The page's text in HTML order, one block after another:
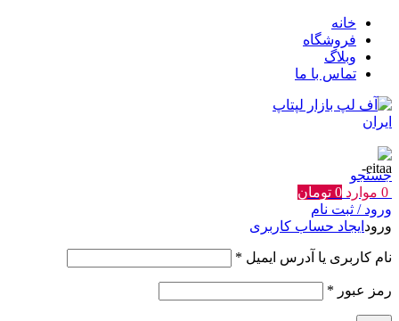
خانه
فروشگاه
وبلاگ
تماس با ما
جستجو
0 موارد 0 تومان
ورود / ثبت نام
ورود ایجاد حساب کاربری
نام کاربری یا آدرس ایمیل *
رمز عبور *